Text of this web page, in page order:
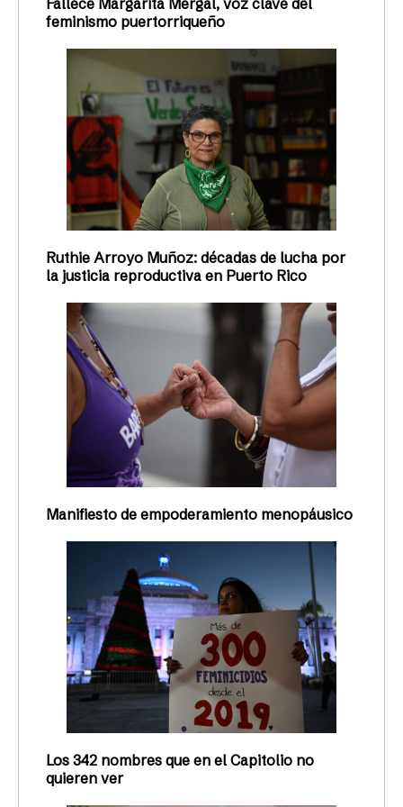
Fallece Margarita Mergal, voz clave del
feminismo puertorriqueño
Ruthie Arroyo Muñoz: décadas de lucha por
la justicia reproductiva en Puerto Rico
Manifiesto de empoderamiento menopáusico
Los 342 nombres que en el Capitolio no
quieren ver